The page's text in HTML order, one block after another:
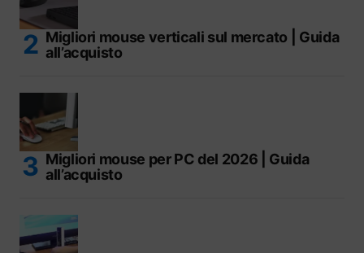
Migliori mouse verticali sul mercato | Guida
all’acquisto
Migliori mouse per PC del 2026 | Guida
all’acquisto